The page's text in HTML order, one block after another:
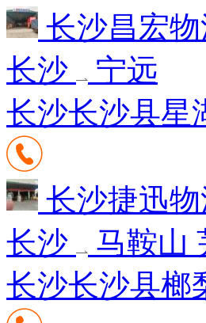
长沙昌宏
长沙
宁远
长沙长沙县星
长沙捷迅
长沙
马鞍山
长沙长沙县榔